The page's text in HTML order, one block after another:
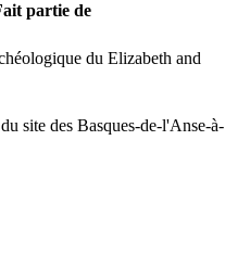
partie de
du Elizabeth and
site des Basques-de-l'Anse-à-